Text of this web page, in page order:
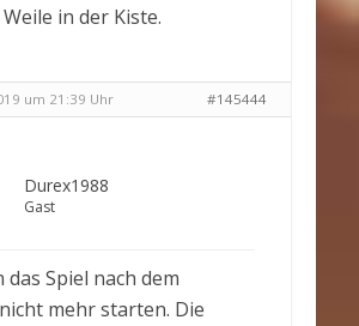
in der Kiste.
um 21:39 Uhr #145444
Durex1988
Gast
das Spiel nach dem
mehr starten. Die